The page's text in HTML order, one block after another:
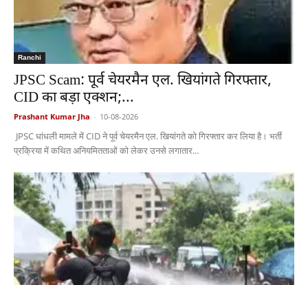
Ranchi
JPSC Scam: पूर्व चेयरमैन एल. खियांगते गिरफ्तार,
CID का बड़ा एक्शन;...
Prashant Kumar Jha - 10-08-2026
JPSC धांधली मामले में CID ने पूर्व चेयरमैन एल. खियांगते को गिरफ्तार कर लिया है। भर्ती
प्रक्रिया में कथित अनियमितताओं को लेकर उनसे लगातार...